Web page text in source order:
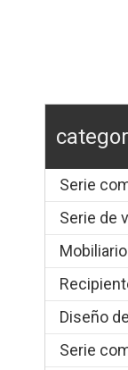
Serie
Serie de
Serie